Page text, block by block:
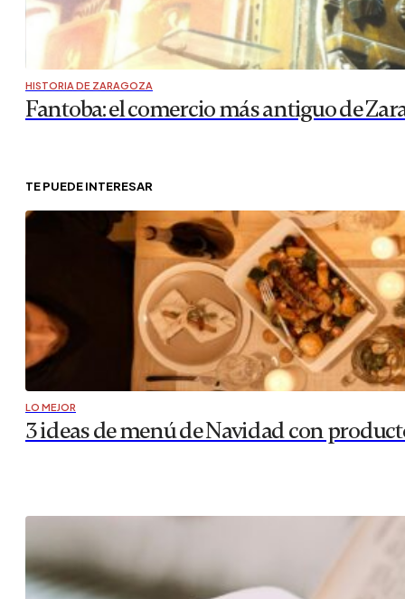
HISTORIA DE ZARAGOZA
Fantoba: el comercio más antiguo de
TE PUEDE INTERESAR
LO MEJOR
3 ideas de menú de Navidad con